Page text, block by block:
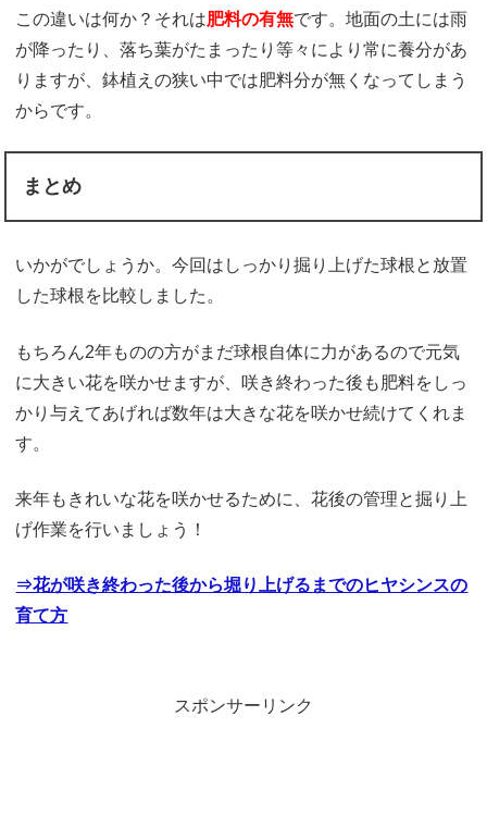
この違いは何か？それは肥料の有無です。地面の土には雨
が降ったり、落ち葉がたまったり等々により常に養分があ
りますが、鉢植えの狭い中では肥料分が無くなってしまう
からです。
まとめ
いかがでしょうか。今回はしっかり掘り上げた球根と放置
した球根を比較しました。
もちろん2年ものの方がまだ球根自体に力があるので元気
に大きい花を咲かせますが、咲き終わった後も肥料をしっ
かり与えてあげれば数年は大きな花を咲かせ続けてくれま
す。
来年もきれいな花を咲かせるために、花後の管理と掘り上
げ作業を行いましょう！
⇒花が咲き終わった後から堀り上げるまでのヒヤシンスの
育て方
スポンサーリンク